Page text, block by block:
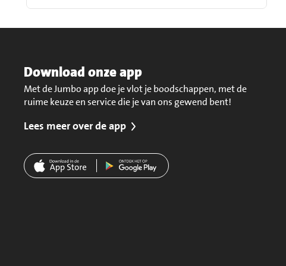
Download onze app
Met de Jumbo app doe je vlot je boodschappen, met de
ruime keuze en service die je van ons gewend bent!
Lees meer over de app